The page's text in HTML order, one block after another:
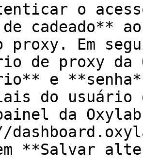
o
cadeado**
proxy. Em
de proxy da
e
do usuário
da
**Salvar